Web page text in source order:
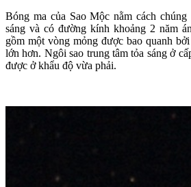
Bóng ma của Sao Mộc nằm cách
sáng và có đường kính khoảng 2 năm
gồm một vòng mỏng được bao quanh
lớn hơn. Ngôi sao trung tâm tỏa sáng ở
được ở khẩu độ vừa phải.